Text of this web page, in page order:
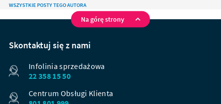
WSZYSTKIE POSTY TEGO AUTORA
Na górę strony
Skontaktuj się z nami
Infolinia sprzedażowa
22 358 15 50
Centrum Obsługi Klienta